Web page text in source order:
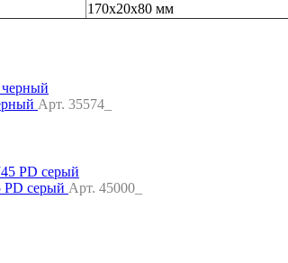
170х20х80 мм
Арт. 35574_
серый Арт. 45000_